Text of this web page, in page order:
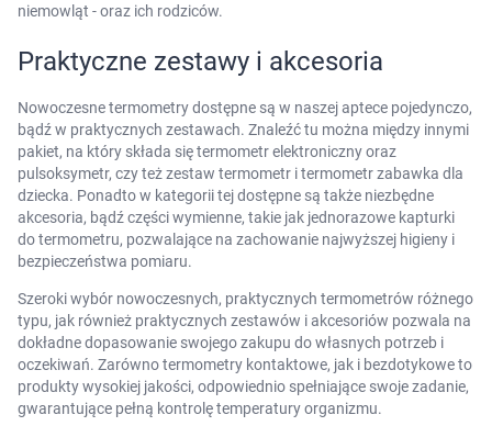
niemowląt - oraz ich rodziców.
Praktyczne zestawy i akcesoria
Nowoczesne termometry dostępne są w naszej aptece pojedynczo,
bądź w praktycznych zestawach. Znaleźć tu można między innymi
pakiet, na który składa się termometr elektroniczny oraz
pulsoksymetr, czy też zestaw termometr i termometr zabawka dla
dziecka. Ponadto w kategorii tej dostępne są także niezbędne
akcesoria, bądź części wymienne, takie jak jednorazowe kapturki
do termometru, pozwalające na zachowanie najwyższej higieny i
bezpieczeństwa pomiaru.
Szeroki wybór nowoczesnych, praktycznych termometrów różnego
typu, jak również praktycznych zestawów i akcesoriów pozwala na
dokładne dopasowanie swojego zakupu do własnych potrzeb i
oczekiwań. Zarówno termometry kontaktowe, jak i bezdotykowe to
produkty wysokiej jakości, odpowiednio spełniające swoje zadanie,
gwarantujące pełną kontrolę temperatury organizmu.